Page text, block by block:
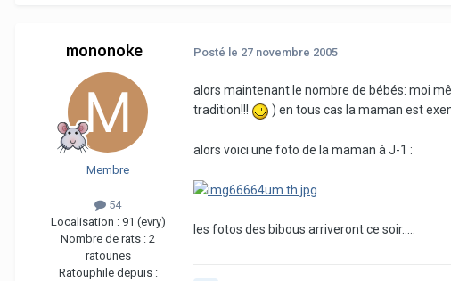
mononoke
Membre
54
Localisation : 91 (evry)
Nombre de rats : 2
ratounes
Ratouphile depuis :
Posté le 27 novembre 2005
alors maintenant le nombre de bébés: moi
tradition!!!
) en tous cas la maman est
alors voici une foto de la maman à J-1 :
les fotos des bibous arriveront ce soir.....